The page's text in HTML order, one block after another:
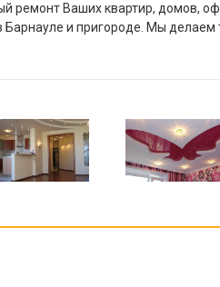
ремонт Ваших квартир, домов,
Барнауле и пригороде. Мы